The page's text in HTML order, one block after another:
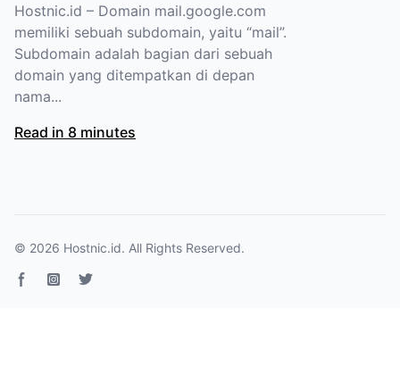
Hostnic.id – Domain mail.google.com
memiliki sebuah subdomain, yaitu “mail”.
Subdomain adalah bagian dari sebuah
domain yang ditempatkan di depan
nama...
Read in 8 minutes
© 2026 Hostnic.id. All Rights Reserved.